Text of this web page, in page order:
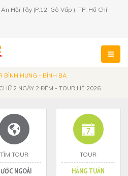
Hội Tây (P.12, Gò Vấp ), TP. Hồ Chí
BÌNH HƯNG - BÌNH BA
2 NGÀY 2 ĐÊM - TOUR HÈ 2026
TÌM TOUR
NGOÀI
TOUR
HẰNG TUẦN